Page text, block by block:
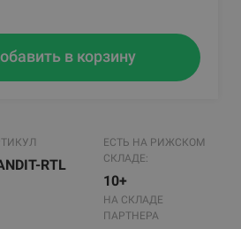
в корзину
RTL
ЕСТЬ НА РИЖСКОМ
СКЛАДЕ:
10+
НА СКЛАДЕ
ПАРТНЕРА